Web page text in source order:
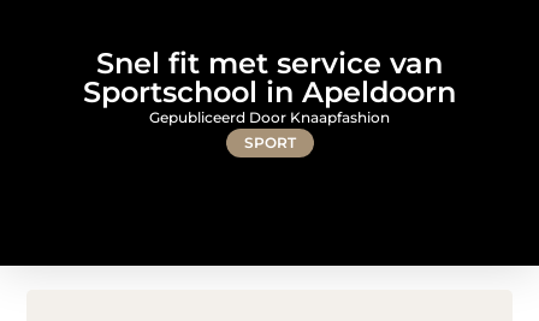
Snel fit met service van
Sportschool in Apeldoorn
SPORT
Gepubliceerd Door Knaapfashion